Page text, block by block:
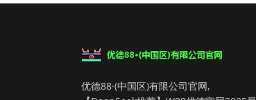
优德88·(中国区)有限公司官网,